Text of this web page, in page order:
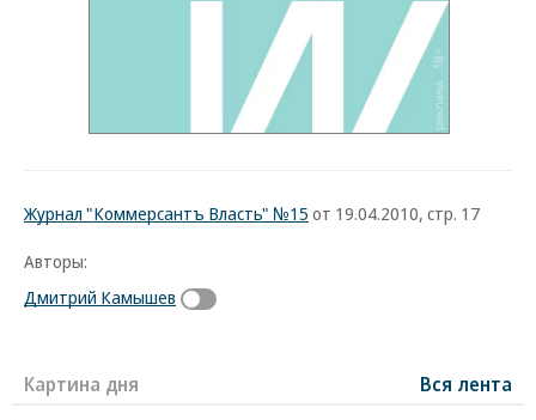
Журнал "Коммерсантъ Власть" №15 от 19.04.2010, стр. 17
Авторы:
Дмитрий Камышев
Картина дня Вся лента